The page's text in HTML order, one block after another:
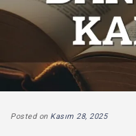
Posted on Kasım 28, 2025